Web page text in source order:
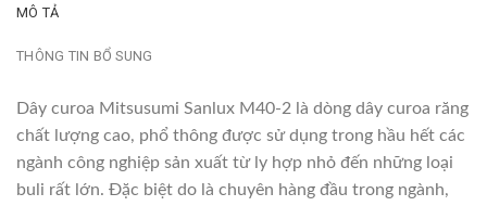
MÔ TẢ
THÔNG TIN BỔ SUNG
Dây curoa Mitsusumi Sanlux M40-2 là dòng dây curoa răng
chất lượng cao, phổ thông được sử dụng trong hầu hết các
ngành công nghiệp sản xuất từ ly hợp nhỏ đến những loại
buli rất lớn. Đặc biệt do là chuyên hàng đầu trong ngành,